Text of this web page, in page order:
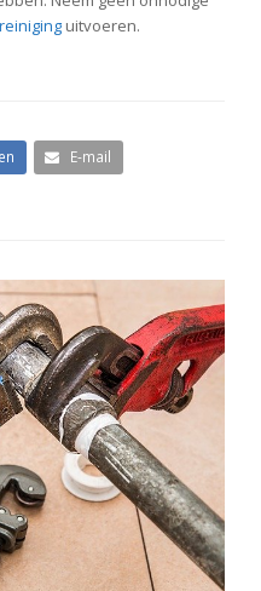
uitvoeren.
E-mail